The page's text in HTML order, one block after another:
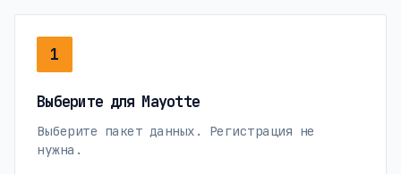
1
Выберите для Mayotte
Выберите пакет данных. Регистрация не
нужна.